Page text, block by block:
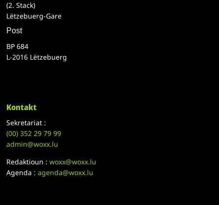
(2. Stack)
Lëtzebuerg-Gare
Post
BP 684
L-2016 Lëtzebuerg
Kontakt
Sekretariat :
(00)352 29 79 99
admin@woxx.lu
Redaktioun :woxx@woxx.lu
Agenda :agenda@woxx.lu